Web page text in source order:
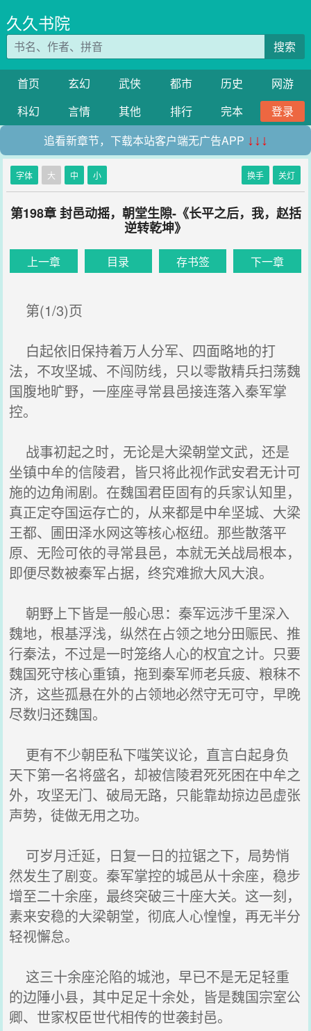
久久书院
搜索
首页 玄幻 武侠 都市 历史
网游
科幻
言情 其他 排行 完本
登录
追看新章节，下载本站客户端无广告APP ↓↓↓
字体 大 中 小 换手 关灯
第198章 封邑动摇，朝堂生隙-《长平之后，我，赵括
逆转乾坤》
上一章 目录 存书签 下一章
第(1/3)页
白起依旧保持着万人分军、四面略地的打
法，不攻坚城、不闯防线，只以零散精兵扫荡魏
国腹地旷野，一座座寻常县邑接连落入秦军掌
控。
战事初起之时，无论是大梁朝堂文武，还是
坐镇中牟的信陵君，皆只将此视作武安君无计可
施的边角闹剧。在魏国君臣固有的兵家认知里，
真正定夺国运存亡的，从来都是中牟坚城、大梁
王都、圃田泽水网这等核心枢纽。那些散落平
原、无险可依的寻常县邑，本就无关战局根本，
即便尽数被秦军占据，终究难掀大风大浪。
朝野上下皆是一般心思：秦军远涉千里深入
魏地，根基浮浅，纵然在占领之地分田赈民、推
行秦法，不过是一时笼络人心的权宜之计。只要
魏国死守核心重镇，拖到秦军师老兵疲、粮秣不
济，这些孤悬在外的占领地必然守无可守，早晚
尽数归还魏国。
更有不少朝臣私下嗤笑议论，直言白起身负
天下第一名将盛名，却被信陵君死死困在中牟之
外，攻坚无门、破局无路，只能靠劫掠边邑虚张
声势，徒做无用之功。
可岁月迁延，日复一日的拉锯之下，局势悄
然发生了剧变。秦军掌控的城邑从十余座，稳步
增至二十余座，最终突破三十座大关。这一刻，
素来安稳的大梁朝堂，彻底人心惶惶，再无半分
轻视懈怠。
这三十余座沦陷的城池，早已不是无足轻重
的边陲小县，其中足足十余处，皆是魏国宗室公
卿、世家权臣世代相传的世袭封邑。